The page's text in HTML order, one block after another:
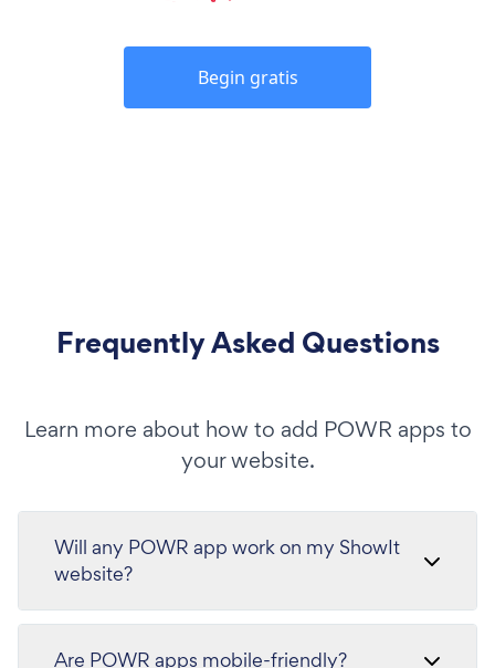
Begin gratis
Frequently Asked Questions
Learn more about how to add POWR apps to
your website.
Will any POWR app work on my ShowIt
website?
Are POWR apps mobile-friendly?